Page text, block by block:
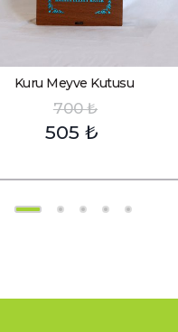
Kuru Meyve Kutusu
700₺
505 ₺